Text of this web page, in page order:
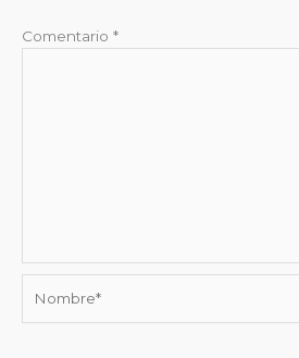
Comentario *